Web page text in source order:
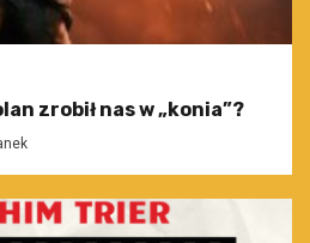
zrobił nas w „konia”?